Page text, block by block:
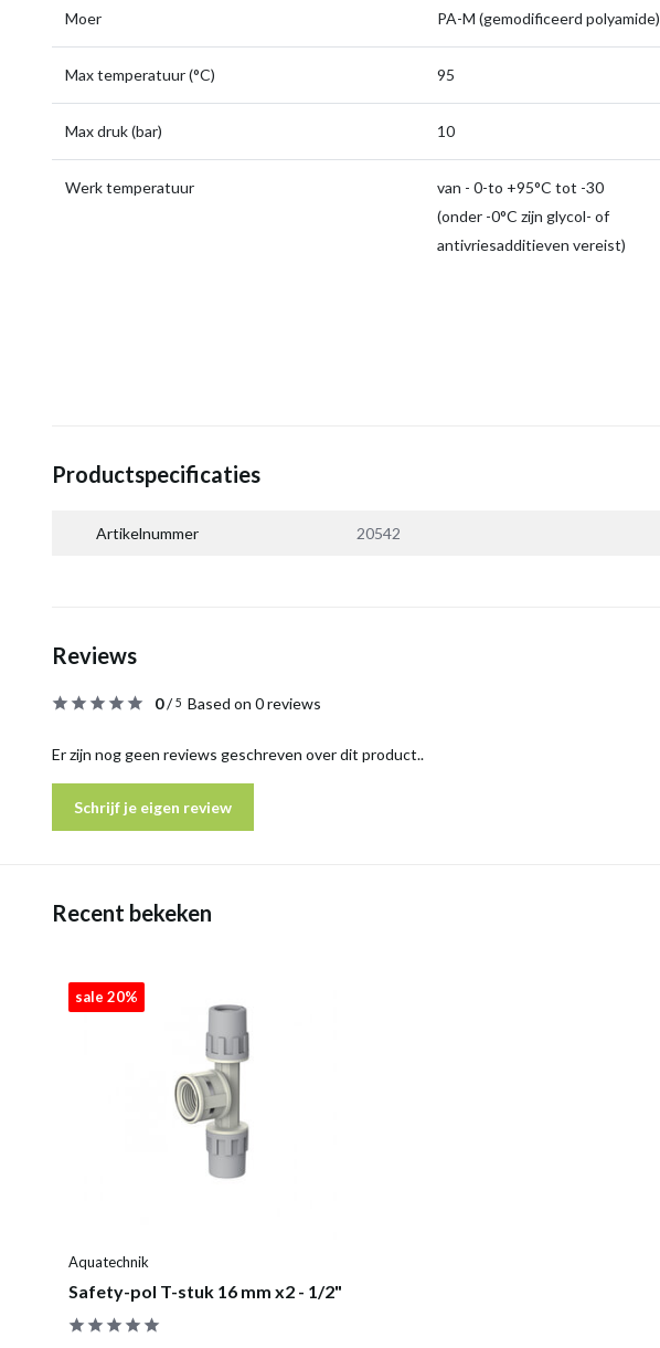
Moer PA-M (gemodificeerd polyamide)
Max temperatuur (°C) 95
Max druk (bar) 10
Werk temperatuur
van - 0-to +95°C tot -30
(onder -0°C zijn glycol- of
antivriesadditieven vereist)
Productspecificaties
Artikelnummer 20542
Reviews
0/5 Based on 0 reviews
Er zijn nog geen reviews geschreven over dit product..
Schrijf je eigen review
Recent bekeken
sale 20%
Aquatechnik
Safety-pol T-stuk 16 mm x2 - 1/2"